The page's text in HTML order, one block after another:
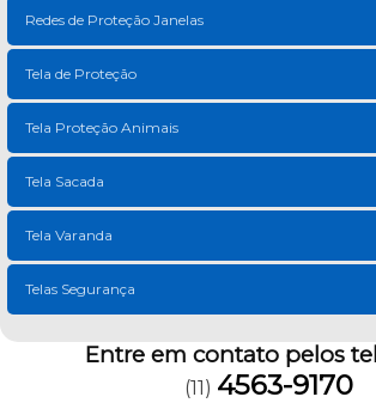
Redes de Proteção Janelas
Tela de Proteção
Tela Proteção Animais
Tela Sacada
Tela Varanda
Telas Segurança
Entre em contato pelos
(11) 4563-9170